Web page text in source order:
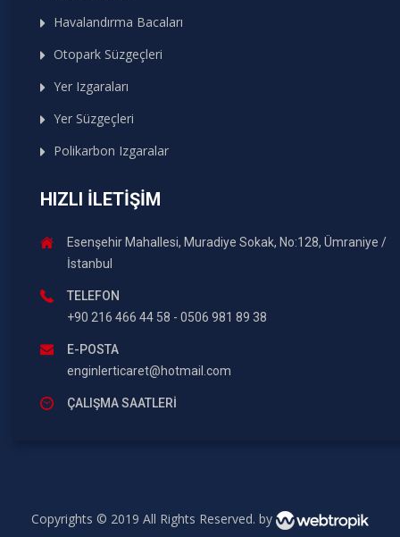
Havalandırma Bacaları
Otopark Süzgeçleri
Yer Izgaraları
Yer Süzgeçleri
Polikarbon Izgaralar
HIZLI İLETIŞIM
Esenşehir Mahallesi, Muradiye Sokak, No:128, Ümraniye /
İstanbul
TELEFON
+90 216 466 44 58 - 0506 981 89 38
E-POSTA
enginlerticaret@hotmail.com
ÇALIŞMA SAATLERI
Copyrights © 2019 All Rights Reserved. by